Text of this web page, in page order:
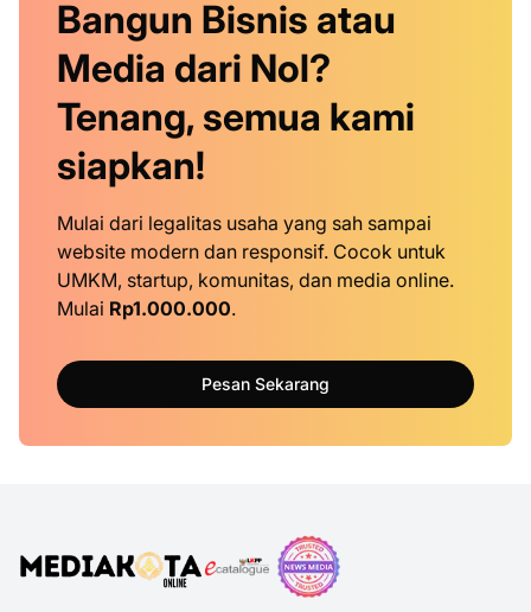
Bangun Bisnis atau
Media dari Nol?
Tenang, semua kami
siapkan!
Mulai dari legalitas usaha yang sah sampai
website modern dan responsif. Cocok untuk
UMKM, startup, komunitas, dan media online.
Mulai Rp1.000.000.
Pesan Sekarang